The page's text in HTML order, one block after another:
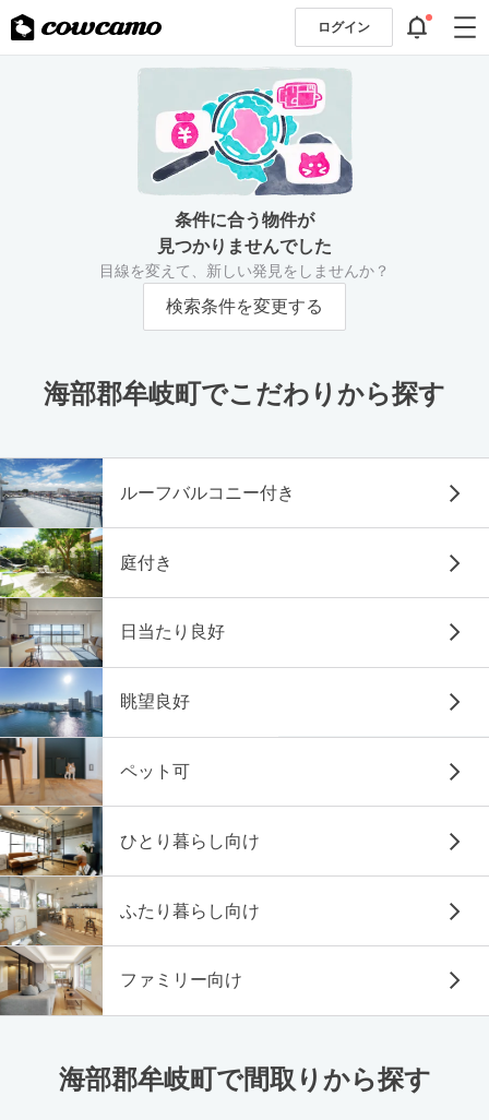
ログイン
条件に合う物件が
見つかりませんでした
目線を変えて、新しい発見をしませんか？
検索条件を変更する
海部郡牟岐町でこだわりから探す
ルーフバルコニー付き
庭付き
日当たり良好
眺望良好
ペット可
ひとり暮らし向け
ふたり暮らし向け
ファミリー向け
海部郡牟岐町で間取りから探す